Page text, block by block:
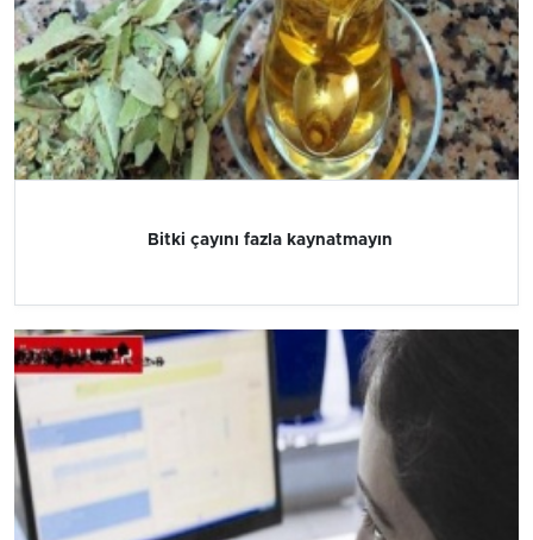
Bitki çayını fazla kaynatmayın